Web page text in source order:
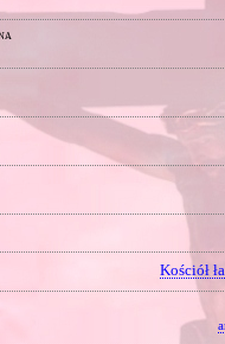
Kościół